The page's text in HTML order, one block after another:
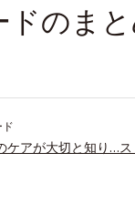
ドのま
ケアが大切と知り…